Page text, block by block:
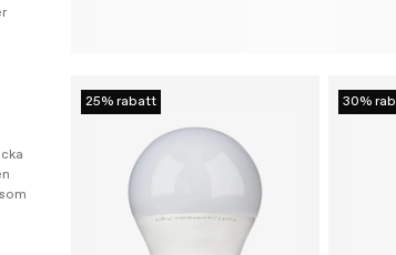
25% rabatt 30%